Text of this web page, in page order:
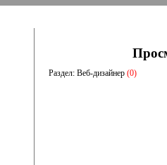
Раздел: Веб-дизайнер (0)